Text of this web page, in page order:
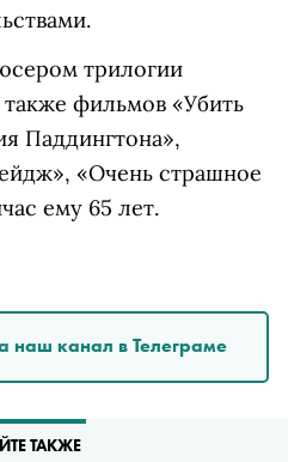
трилогии
фильмов «Убить
Паддингтона»,
«Очень страшное
ему 65 лет.
наш канал в Телеграме
ТАКЖЕ